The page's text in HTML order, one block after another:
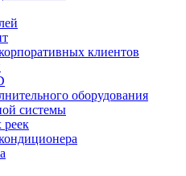
клиентов
оборудования
системы
реек